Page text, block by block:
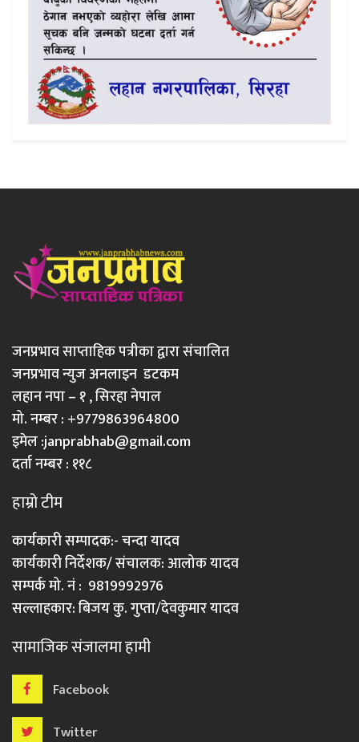
जनप्रभाव साप्ताहिक पत्रीका द्वारा संचालित
जनप्रभाव न्युज अनलाइन डटकम
लहान नपा – १ , सिरहा नेपाल
मो. नम्बर : +9779863964800
इमेल :janprabhab@gmail.com
दर्ता नम्बर : ११८
हाम्रो टीम
कार्यकारी सम्पादक:- चन्दा यादव
कार्यकारी निर्देशक/ संचालक: आलोक यादव
सम्पर्क मो. नं : 9819992976
सल्लाहकार: बिजय कु. गुप्ता/देवकुमार यादव
सामाजिक संजालमा हामी
Facebook
Twitter